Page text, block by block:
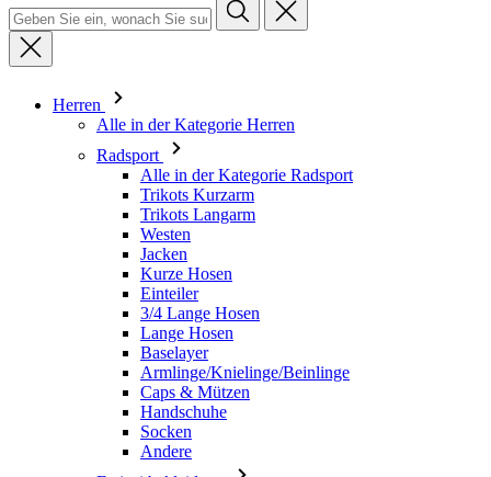
Herren
Alle in der Kategorie Herren
Trikots Langarm
Westen
Jacken
Kurze Hosen
Einteiler
3/4 Lange Hosen
Lange Hosen
Baselayer
Armlinge/Knielinge/Beinlinge
Caps & Mützen
Handschuhe
Socken
Andere
Freizeitbekleidung
Alle in der Kategorie Freizeitbekleidung
T-Shirts
Sweatshirt
Caps & Mützen